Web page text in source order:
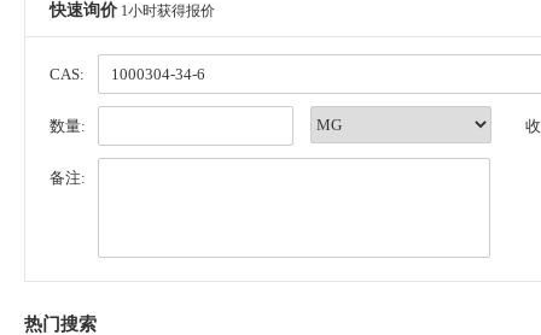
快速询价 1小时获得报价
CAS:
数量:
备注:
热门搜索